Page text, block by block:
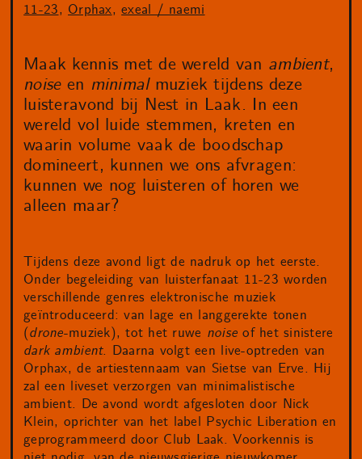
11-23 Orphax exeal / naemi
Maak kennis met de wereld van ambient,
noiseen minimalmuziek tijdens deze
luisteravond bij Nest in Laak. In een
wereld vol luide stemmen, kreten en
waarin volume vaak de boodschap
domineert, kunnen we ons afvragen:
kunnen we nog luisteren of horen we
alleen maar?
Tijdens deze avond ligt de nadruk op het eerste.
Onder begeleiding van luisterfanaat 11-23 worden
verschillende genres elektronische muziek
geïntroduceerd: van lage en langgerekte tonen
(drone-muziek), tot het ruwe noise of het sinistere
dark ambient. Daarna volgt een live-optreden van
Orphax, de artiestennaam van Sietse van Erve. Hij
zal een liveset verzorgen van minimalistische
ambient. De avond wordt afgesloten door Nick
Klein, oprichter van het label Psychic Liberation en
geprogrammeerd door Club Laak. Voorkennis is